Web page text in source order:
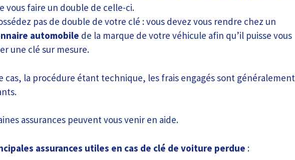
vous faire un double de celle-ci.
pas de double de votre clé : vous devez vous rendre chez un
automobile de la marque de votre véhicule afin qu’il puisse vous
une clé sur mesure.
cas, la procédure étant technique, les frais engagés sont généralement
assurances peuvent vous venir en aide.
assurances utiles en cas de clé de voiture perdue :